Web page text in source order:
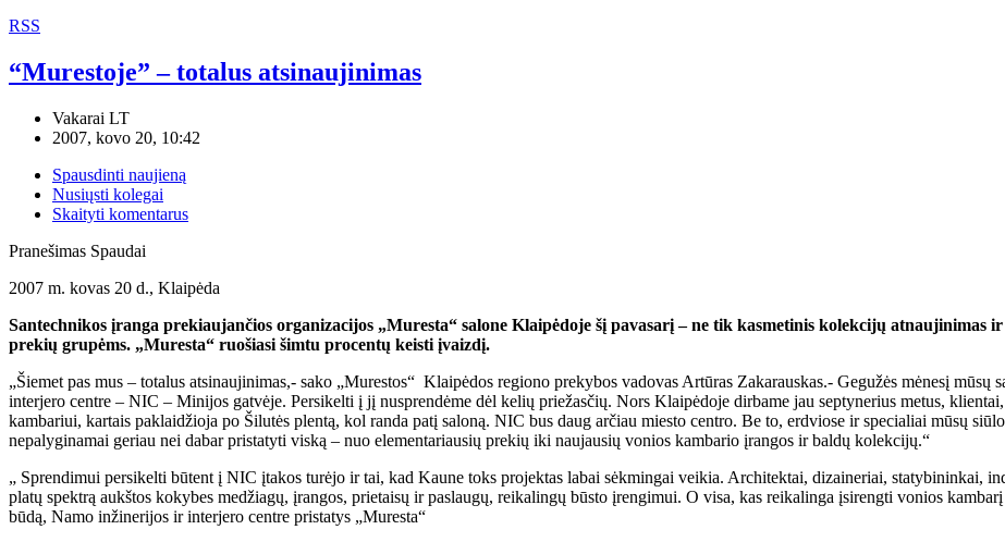
RSS
“Murestoje” – totalus atsinaujinimas
Vakarai LT
2007, kovo 20, 10:42
Spausdinti naujieną
Nusiųsti kolegai
Skaityti komentarus
Pranešimas Spaudai
2007 m. kovas 20 d., Klaipėda
Santechnikos įranga prekiaujančios organizacijos „Muresta“ salone Klaipėdoje šį pavasarį – ne tik kasmetinis kolekcijų atnaujinimas
prekių grupėms. „Muresta“ ruošiasi šimtu procentų keisti įvaizdį.
„Šiemet pas mus – totalus atsinaujinimas,- sako „Murestos“ Klaipėdos regiono prekybos vadovas Artūras Zakarauskas.- Gegužės mėnesį
interjero centre – NIC – Minijos gatvėje. Persikelti į jį nusprendėme dėl kelių priežasčių. Nors Klaipėdoje dirbame jau septynerius metus,
kambariui, kartais paklaidžioja po Šilutės plentą, kol randa patį saloną. NIC bus daug arčiau miesto centro. Be to, erdviose ir specialiai mūsų
nepalyginamai geriau nei dabar pristatyti viską – nuo elementariausių prekių iki naujausių vonios kambario įrangos ir baldų kolekcijų.“
„ Sprendimui persikelti būtent į NIC įtakos turėjo ir tai, kad Kaune toks projektas labai sėkmingai veikia. Architektai, dizaineriai, statybininkai,
platų spektrą aukštos kokybes medžiagų, įrangos, prietaisų ir paslaugų, reikalingų būsto įrengimui. O visa, kas reikalinga įsirengti vonios
būdą, Namo inžinerijos ir interjero centre pristatys „Muresta“